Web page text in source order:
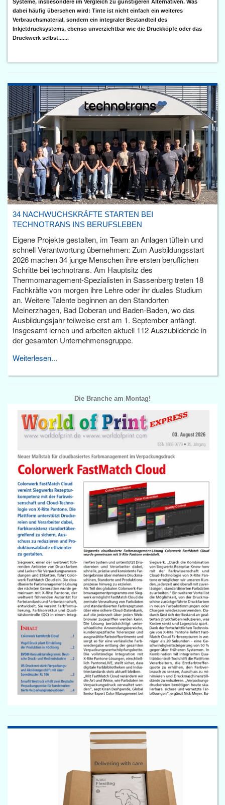
Systeme, insbesondere im Vergleich zu günstigeren Alternativen. Was
dabei häufig übersehen wird: Tinte ist nicht einfach ein weiteres
Verbrauchsmaterial, sondern ein integraler Bestandteil des
Inkjetdrucksystems, ebenso unverzichtbar wie die Druckköpfe oder das
Druckwerk selbst.......
34 NACHWUCHSKRÄFTE STARTEN BEI
TECHNOTRANS INS BERUFSLEBEN
Eigene Projekte gestalten, im Team an Anlagen tüfteln und
schnell Verantwortung übernehmen: Zum Ausbildungsstart
2026 machen 34 junge Menschen ihre ersten beruflichen
Schritte bei technotrans. Am Hauptsitz des
Thermomanagement-Spezialisten in Sassenberg treten 18
Fachkräfte von morgen ihre Lehre oder ihr duales Studium
an. Weitere Talente beginnen an den Standorten
Meinerzhagen, Bad Doberan und Baden-Baden, wo das
Ausbildungsjahr teilweise erst am 1. September anfängt.
Insgesamt lernen und arbeiten aktuell 112 Auszubildende in
der gesamten Unternehmensgruppe.
Weiterlesen...
Die Branche am Montag!